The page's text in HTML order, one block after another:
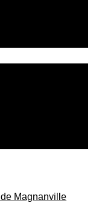
Magnanville